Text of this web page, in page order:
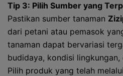
Tip 3: Pilih Sumber yang
Pastikan sumber tanaman
dari petani atau pemasok
tanaman dapat bervariasi
budidaya, kondisi
Pilih produk yang telah